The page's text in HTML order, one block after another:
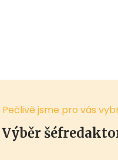
Pečlivě jsme pro vás
Výběr